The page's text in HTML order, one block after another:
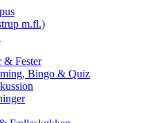
m.fl.)
& Fester
Bingo & Quiz